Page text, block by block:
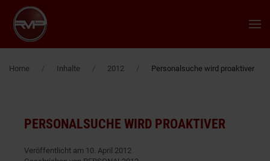
Zum Hauptinhalt springen
Home Inhalte 2012 Personalsuche wird proaktiver
PERSONALSUCHE WIRD PROAKTIVER
Veröffentlicht am 10. April 2012